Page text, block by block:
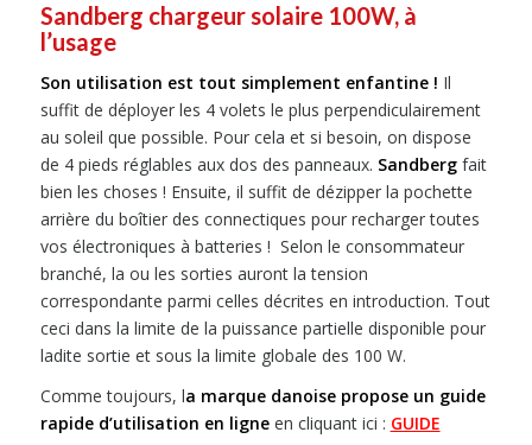
Sandberg chargeur solaire 100W, à
l’usage
Son utilisation est tout simplement enfantine ! Il
suffit de déployer les 4 volets le plus perpendiculairement
au soleil que possible. Pour cela et si besoin, on dispose
de 4 pieds réglables aux dos des panneaux. Sandbergfait
bien les choses ! Ensuite, il suffit de dézipper la pochette
arrière du boîtier des connectiques pour recharger toutes
vos électroniques à batteries ! Selon le consommateur
branché, la ou les sorties auront la tension
correspondante parmi celles décrites en introduction. Tout
ceci dans la limite de la puissance partielle disponible pour
ladite sortie et sous la limite globale des 100 W.
Comme toujours, la marque danoise propose un guide
rapide d’utilisation en ligneen cliquant ici : GUIDE